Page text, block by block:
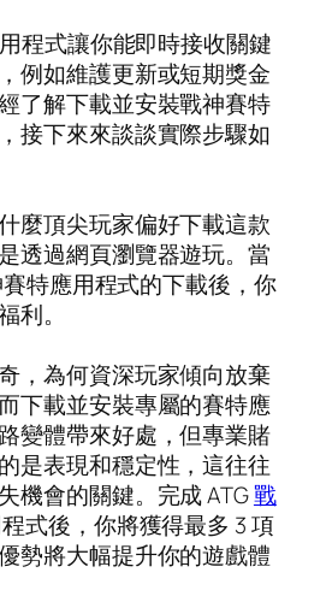
程式讓你能即時接收關鍵
例如維護更新或短期獎金
了解下載並安裝戰神賽特
接下來來談談實際步驟如
麼頂尖玩家偏好下載這款
透過網頁瀏覽器遊玩。當
特應用程式的下載後，你
利。
，為何資深玩家傾向放棄
下載並安裝專屬的賽特應
變體帶來好處，但專業賭
是表現和穩定性，這往往
機會的關鍵。完成 ATG戰
式後，你將獲得最多 3 項
勢將大幅提升你的遊戲體